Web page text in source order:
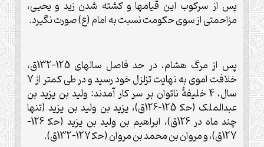
پس از سرکوب اين قيامها و کشته شدن زيد و يحيى،
مزاحمتی از سوی حکومت نسبت به امام (ع) صورت نگيرد.
پس از مرگ هشام، در حد فاصل سالهای 125-132ق،
خلافت اموی به نهايت تزلزل خود رسيد و در طی کمتر از 7
سال، 4 خليفۀ ناتوان بر سر کار آمدند: وليد بن يزيد بن
عبدالملک (حک‍ 125-126ق)، يزيد بن وليد بن يزيد (تنها
چند ماه در 126ق)، ابراهيم بن وليد بن يزيد (حک‍ 126-
127ق)، و مروان بن محمد بن مروان (حک‍ 127-132ق).